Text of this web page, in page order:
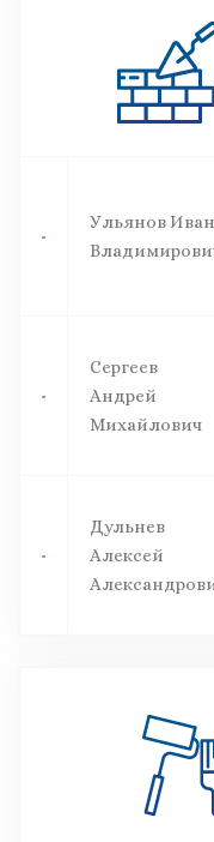
Ульянов Иван
Сергеев
Андрей
Михайлович
Дульнев
Алексей